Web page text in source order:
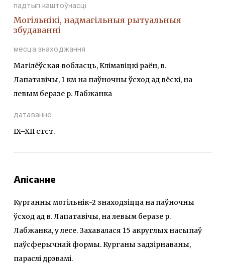
падтып каштоўнасці
Могiльнiкi, надмагiльныя рытуальныя
збудаваннi
месца знаходжання
Магілёўская вобласць, Клімавіцкі раён, в.
Лапатавічы, 1 км на паўночны ўсход ад вёскі, на
левым беразе р. Лабжанка
датаванне
IX–XII стст.
Апісанне
Курганны могільнік-2 знаходзіцца на паўночны
ўсход ад в. Лапатавічы, на левым беразе р.
Лабжанка, у лесе. Захавалася 15 акруглых насыпаў
паўсферычнай формы. Курганы задзірнаваны,
параслі дрэвамі.